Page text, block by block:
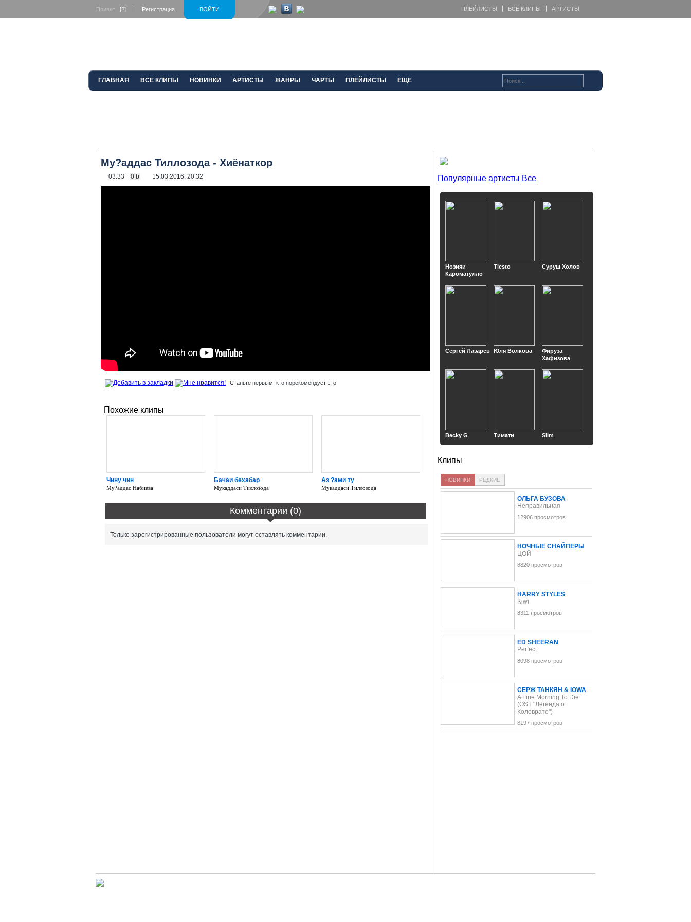
ВОЙТИ
Привет [?] Регистрация ПЛЕЙЛИСТЫ ВСЕ КЛИПЫ АРТИСТЫ
ГЛАВНАЯ ВСЕ КЛИПЫ НОВИНКИ АРТИСТЫ ЖАНРЫ ЧАРТЫ ПЛЕЙЛИСТЫ ЕЩЕ
Му?аддас Тиллозода - Хиёнаткор
03:33 0 b 15.03.2016, 20:32 Популярные артисты Все
Нозияи
Кароматулло
Tiesto Суруш Холов
Сергей Лазарев Юля Волкова
Фируза
Хафизова
Becky G Тимати Slim
Клипы
НОВИНКИ РЕДКИЕ
ОЛЬГА БУЗОВА
Неправильная
12906 просмотров
НОЧНЫЕ СНАЙПЕРЫ
ЦОЙ
8820 просмотров
HARRY STYLES
Kiwi
8311 просмотров
ED SHEERAN
Perfect
8098 просмотров
СЕРЖ ТАНКЯН & IOWA
A Fine Morning To Die
(OST "Легенда о
Коловрате")
8197 просмотров
Станьте первым, кто порекомендует это.
Похожие клипы
Чину чин
Му?аддас Набиева
Бачаи бехабар
Мукаддаси Тиллозода
Аз ?ами ту
Мукаддаси Тиллозода
Комментарии (0)
Только зарегистрированные пользователи могут оставлять комментарии.